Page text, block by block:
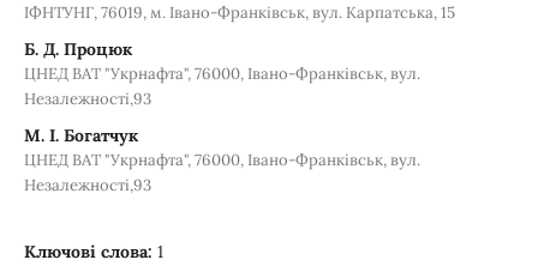
ІФНТУНГ, 76019, м. Івано-Франківськ, вул. Карпатська, 15
Б. Д. Процюк
ЦНЕД ВАТ "Укрнафта", 76000, Івано-Франківськ, вул.
Незалежності,93
М. І. Богатчук
ЦНЕД ВАТ "Укрнафта", 76000, Івано-Франківськ, вул.
Незалежності,93
Ключові слова: 1